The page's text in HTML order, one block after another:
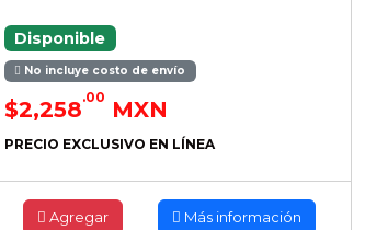
Disponible
No incluye costo de envío
$2,258.00 MXN
PRECIO EXCLUSIVO EN LÍNEA
Agregar Más información